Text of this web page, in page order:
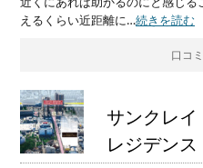
えるくらい近距離に…続きを読む
口コ
サンクレイ
レジデンス